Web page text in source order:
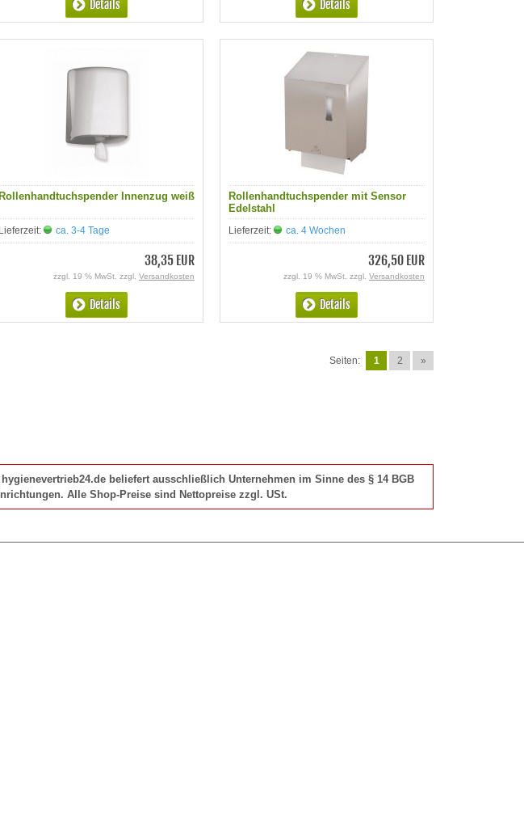
Details Details
Rollenhandtuchspender Innenzug weiß
Lieferzeit: ca. 3-4 Tage
38,35 EUR
zzgl. 19 % MwSt. zzgl. Versandkosten
Details
Rollenhandtuchspender mit Sensor
Edelstahl
Lieferzeit: ca. 4 Wochen
326,50 EUR
zzgl. 19 % MwSt. zzgl. Versandkosten
Details
Seiten: 1 2 »
beliefert ausschließlich Unternehmen im Sinne des § 14 BGB
Alle Shop-Preise sind Nettopreise zzgl. USt.